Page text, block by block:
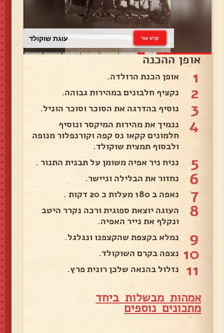
עוגת שוקולד קרא עוד
אופן ההכנה
1 אופן הכנת הרולדה.
2 נקציף חלבונים במהירות גבוהה.
3 נוסיף בהדרגה את הסוכר וסוכר הוניל.
4
ננמיך את מהירות המיקסר ונוסיף
חלמונים קקאו נס קפה וקורנפלור מנופה
ולבסוף תמצית שוקולד.
5 נניח ניר אפיה משומן על תבנית התנור .
6 נחזור את הבלילה וניישר.
7 נאפה ב 180 מעלות כ 20 דקות .
8
העוגה יוצאת ספוגית ורכה נקרר היטב
ונקלף את נייר האפיה.
9 נמלא בקצפת שהקצפנו ונגלגל.
10 נצפה בקרם השוקולד.
11 נזלול בהנאה שלכן רונית פרץ.
אמהות מבשלות ביחד
מתכונים נוספים